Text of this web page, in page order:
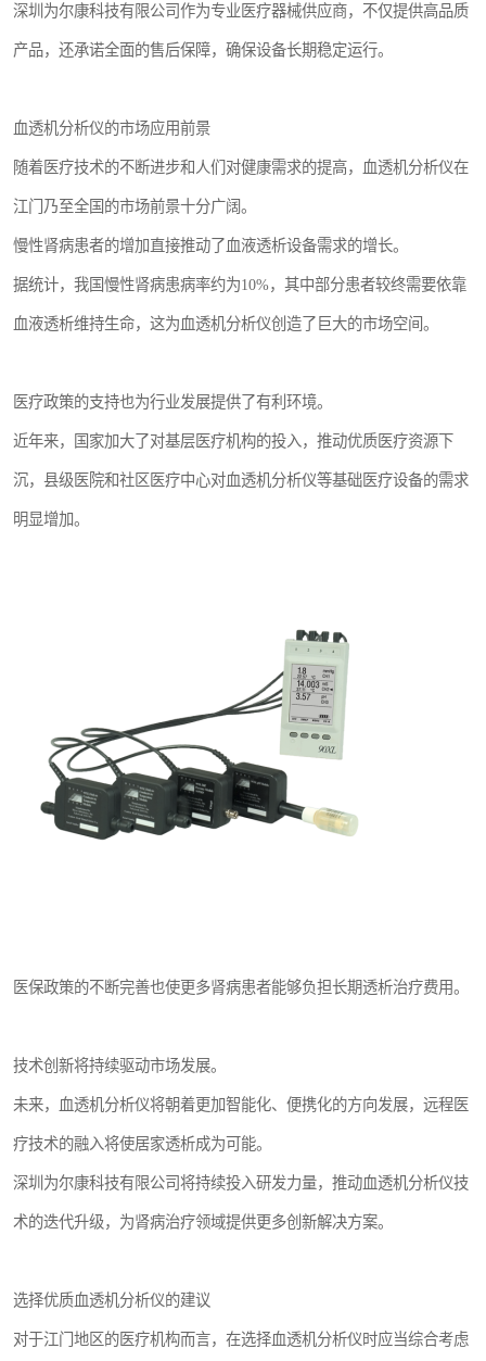
深圳为尔康科技有限公司作为专业医疗器械供应商，不仅提供高品质
产品，还承诺全面的售后保障，确保设备长期稳定运行。
血透机分析仪的市场应用前景
随着医疗技术的不断进步和人们对健康需求的提高，血透机分析仪在
江门乃至全国的市场前景十分广阔。
慢性肾病患者的增加直接推动了血液透析设备需求的增长。
据统计，我国慢性肾病患病率约为10%，其中部分患者较终需要依靠
血液透析维持生命，这为血透机分析仪创造了巨大的市场空间。
医疗政策的支持也为行业发展提供了有利环境。
近年来，国家加大了对基层医疗机构的投入，推动优质医疗资源下
沉，县级医院和社区医疗中心对血透机分析仪等基础医疗设备的需求
明显增加。
医保政策的不断完善也使更多肾病患者能够负担长期透析治疗费用。
技术创新将持续驱动市场发展。
未来，血透机分析仪将朝着更加智能化、便携化的方向发展，远程医
疗技术的融入将使居家透析成为可能。
深圳为尔康科技有限公司将持续投入研发力量，推动血透机分析仪技
术的迭代升级，为肾病治疗领域提供更多创新解决方案。
选择优质血透机分析仪的建议
对于江门地区的医疗机构而言，在选择血透机分析仪时应当综合考虑